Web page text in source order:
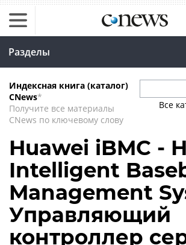
Разделы
Индексная книга (каталог)
CNews*
Получите все материалы
CNews по ключевому слову
Все
Huawei iBMC -
Intelligent
Management
Управляющий
контроллер